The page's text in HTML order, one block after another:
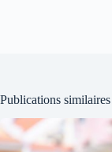
Publications similaires